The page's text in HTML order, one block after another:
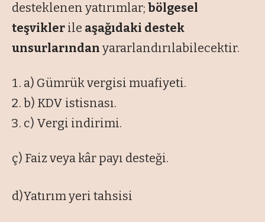
desteklenen yatırımlar; bölgesel
teşvikler ile aşağıdaki destek
unsurlarından yararlandırılabilecektir.
a) Gümrük vergisi muafiyeti.
b) KDV istisnası.
c) Vergi indirimi.
ç) Faiz veya kâr payı desteği.
d)Yatırım yeri tahsisi